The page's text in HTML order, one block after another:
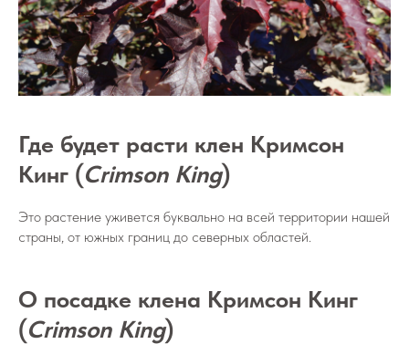
Где будет расти клен Кримсон
Кинг (Crimson King)
Это растение уживется буквально на всей территории нашей
страны, от южных границ до северных областей.
О посадке клена Кримсон Кинг
(Crimson King)